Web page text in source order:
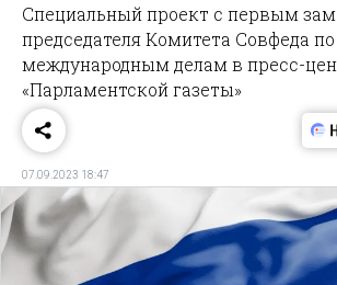
Специальный проект с первым
председателя Комитета Совфеда по
международным делам в пресс-
«Парламентской газеты»
07.09.2023 18:47